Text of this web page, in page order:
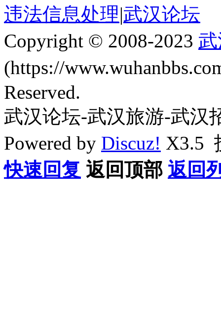
违法信息处理|武汉论坛
Copyright © 2008-2023
(https://
Reserved.
武汉论坛-武汉旅游-武汉
Powered by Discuz! X3.5
快速回复 返回顶部 返回